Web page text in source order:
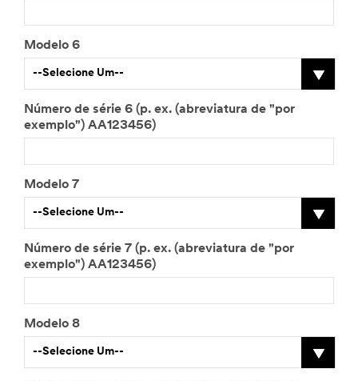
Modelo 6
--Selecione Um--
Número de série 6 (p. ex. (abreviatura de "por
exemplo") AA123456)
Modelo 7
--Selecione Um--
Número de série 7 (p. ex. (abreviatura de "por
exemplo") AA123456)
Modelo 8
--Selecione Um--